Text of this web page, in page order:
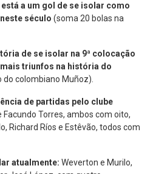
a um gol de se isolar como
século (soma 20 bolas na
de se isolar na 9ª colocação
triunfos na história do
do colombiano Muñoz).
de partidas pelo clube
Facundo Torres, ambos com oito,
Richard Ríos e Estêvão, todos com
atualmente: Weverton e Murilo,